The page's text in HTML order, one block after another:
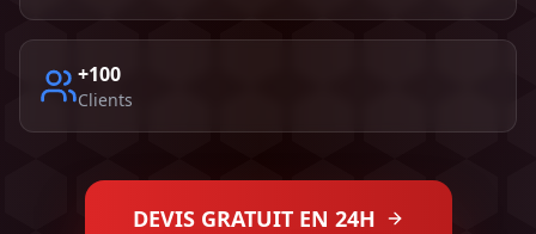
+100
Clients
DEVIS GRATUIT EN 24H